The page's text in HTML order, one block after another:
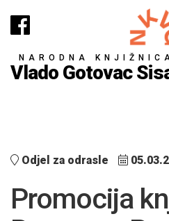
NARODNA
Vlado Gotovac
Odjel za odrasle
Promocija